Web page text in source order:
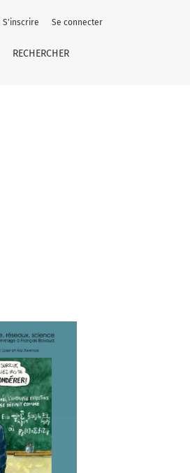
RECHERCHER
S'inscrire Se connecter